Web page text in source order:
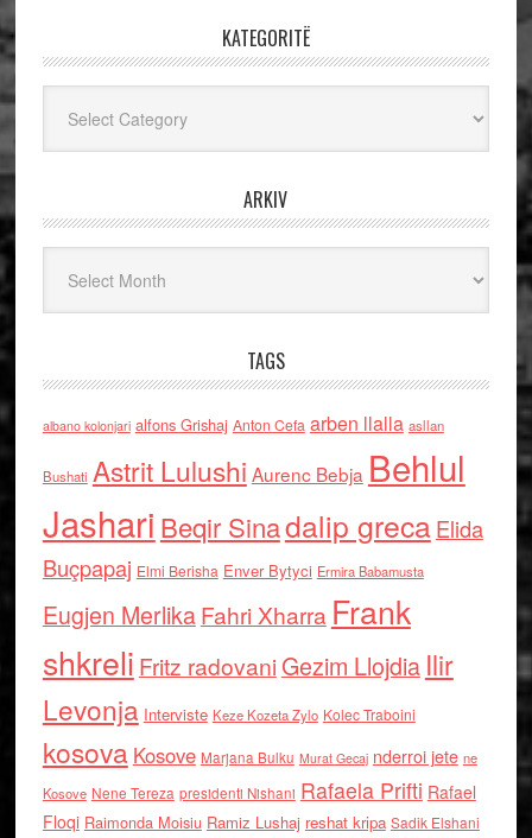
KATEGORITË
ARKIV
TAGS
albano kolonjari alfons Grishaj Anton Cefa arben llalla asllan
Bushati Astrit Lulushi Aurenc Bebja Behlul
Jashari Beqir Sinadalip grecaElida
Buçpapaj Elmi Berisha Enver Bytyci Ermira Babamusta
Eugjen MerlikaFahri Xharra Frank
shkreli Fritz radovaniGezim Llojdia Ilir
Levonja Interviste Keze Kozeta Zylo Kolec Traboini
kosova Kosove Marjana Bulku Murat Gecaj nderroi jete ne
Kosove Nene Tereza presidenti Nishani Rafaela Prifti Rafael
Floqi Raimonda Moisiu Ramiz Lushaj reshat kripa Sadik Elshani